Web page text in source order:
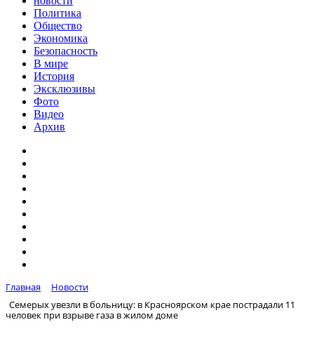
Политика
Общество
Экономика
Безопасность
В мире
История
Эксклюзивы
Фото
Видео
Архив
Главная
Новости
Семерых увезли в больницу: в Красноярском крае пострадали 11
человек при взрыве газа в жилом доме